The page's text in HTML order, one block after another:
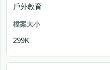
戶外教育
299K